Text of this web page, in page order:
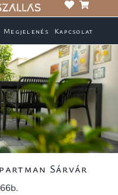
Megjelenés Kapcsolat
Sárvár